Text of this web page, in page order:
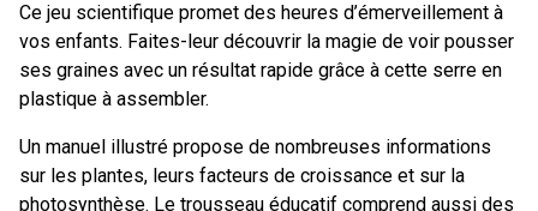
Ce jeu scientifique promet des heures d’émerveillement à
vos enfants. Faites-leur découvrir la magie de voir pousser
ses graines avec un résultat rapide grâce à cette serre en
plastique à assembler.
Un manuel illustré propose de nombreuses informations
sur les plantes, leurs facteurs de croissance et sur la
photosynthèse. Le trousseau éducatif comprend aussi des